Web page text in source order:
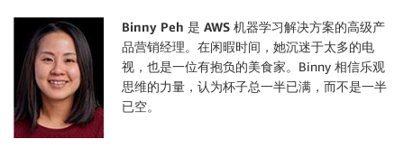
Binny Peh 是 AWS 机器学习解决方案的高级产
品营销经理。 在闲暇时间，她沉迷于太多的电
视，也是一位有抱负的美食家。Binny 相信乐观
思维的力量，认为杯子总一半已满，而不是一半
已空。